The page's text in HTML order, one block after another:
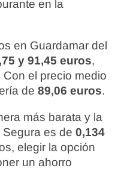
en la
en Guardamar del
y 91,45 euros,
el precio medio
de 89,06 euros.
más barata y la
es de 0,134
elegir la opción
un ahorro